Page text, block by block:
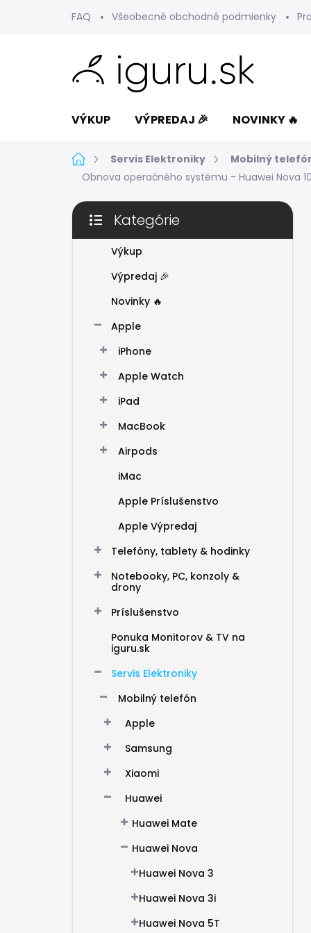
FAQ Všeobecné obchodné podmienky
VÝKUP VÝPREDAJ 🎉 NOVINKY 🔥
DomovServis Elektroniky Mobilný
Obnova operačného systému - Huawei Nova 10
B
č
Preskočiť
kategórie
Kategórie
Výkup
Výpredaj 🎉
Novinky 🔥
Apple
iPhone
Apple Watch
iPad
MacBook
Airpods
iMac
Apple Príslušenstvo
Apple Výpredaj
Telefóny, tablety & hodinky
Notebooky, PC, konzoly &
drony
Príslušenstvo
Ponuka Monitorov & TV na
iguru.sk
Servis Elektroniky
Mobilný telefón
Apple
Samsung
Xiaomi
Huawei
Huawei Mate
Huawei Nova
Huawei Nova 3
Huawei Nova 3i
Huawei Nova 5T